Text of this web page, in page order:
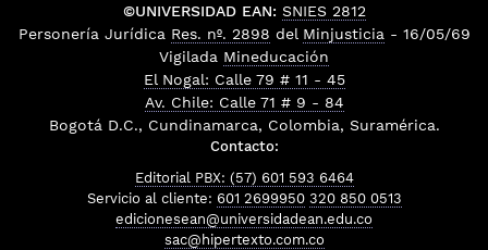
©UNIVERSIDAD EAN: SNIES 2812
Personería Jurídica Res. nº. 2898 del Minjusticia - 16/05/69
Vigilada Mineducación
El Nogal: Calle 79 # 11 - 45
Av. Chile: Calle 71 # 9 - 84
Bogotá D.C., Cundinamarca, Colombia, Suramérica.
Contacto:
Editorial PBX: (57) 601 593 6464
Servicio al cliente: 601 2699950 320 850 0513
edicionesean@universidadean.edu.co
sac@hipertexto.com.co